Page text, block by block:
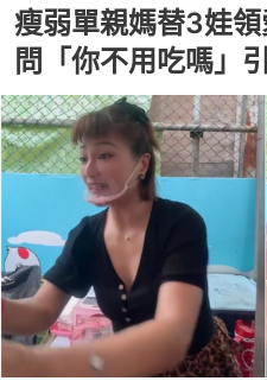
瘦弱單親媽替3娃
問「你不用吃嗎」